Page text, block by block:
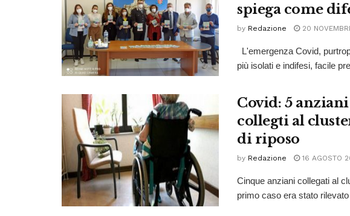
spiega come
by Redazione 20
L'emergenza Covid,
più isolati e indifesi, facile
Covid: 5
collegti al
di riposo
by Redazione 16 AGOSTO
Cinque anziani collegati al
primo caso era stato